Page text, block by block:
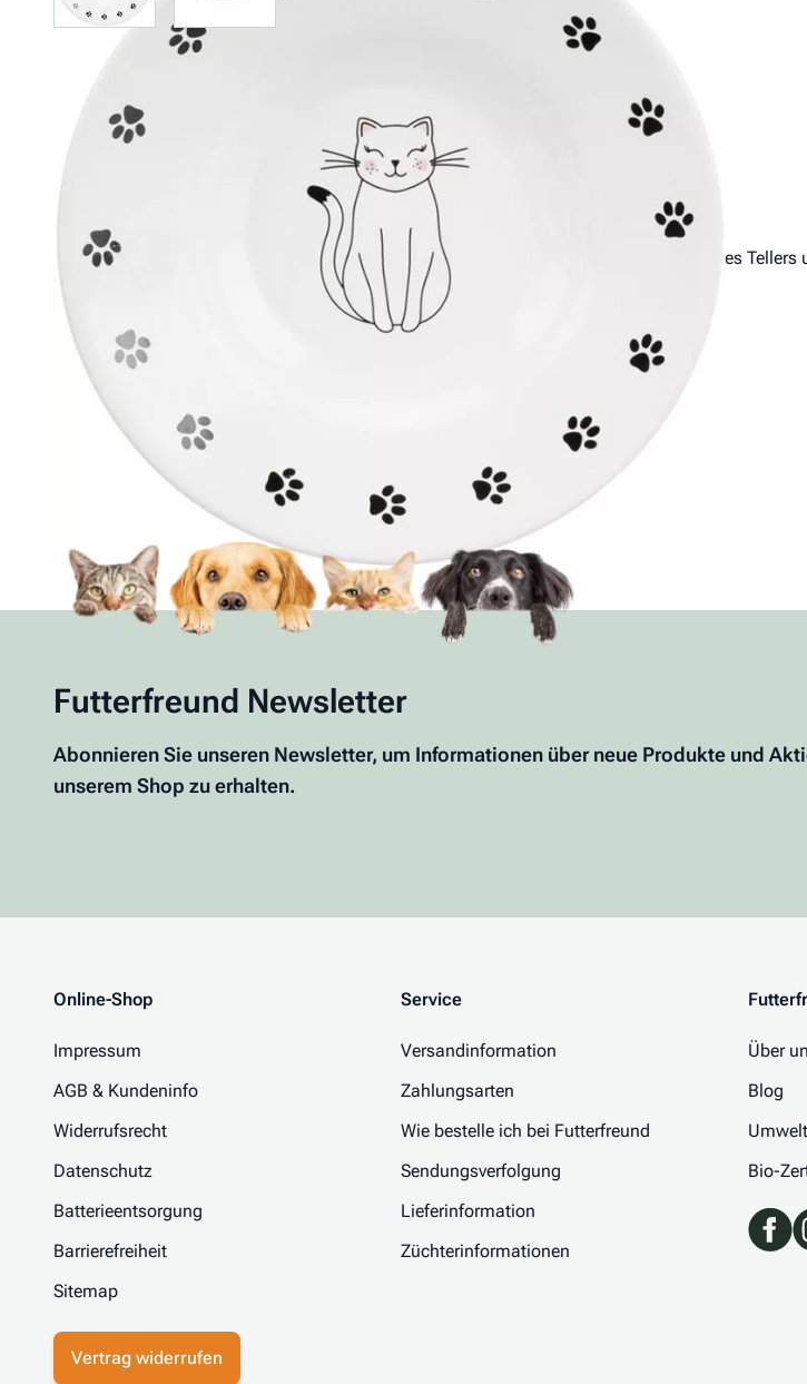
Produkt­details
Napf, flach, Katze/Pfoten, Keramik, 0,2 l / 15 cm, weiß
Dieser Katzennapf überzeugt mit seinem schönen Katzenmotiv. Er ist flach ähnlich eines Tellers
Größe: ø 15 cm
Fassungsvermögen: 0,2 Liter
Herstellerinformation:
TRIXIE Heimtierbedarf GmbH & Co.KG, Industriestraße 32, 24963 Tarp
kontakt@trixie.de
Futterfreund Newsletter
Abonnieren Sie unseren Newsletter, um Informationen über neue Produkte und
unserem Shop zu erhalten.
Online-Shop
Impressum
AGB & Kundeninfo
Widerrufsrecht
Datenschutz
Batterieentsorgung
Barrierefreiheit
Sitemap
Service
Versandinformation
Zahlungsarten
Wie bestelle ich bei Futterfreund
Sendungsverfolgung
Lieferinformation
Züchterinformationen
Über
Blog
Bio-
Vertrag widerrufen